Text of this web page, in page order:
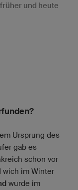
und heute
Ursprung des
gab es
schon vor
wich im Winter
wurde im